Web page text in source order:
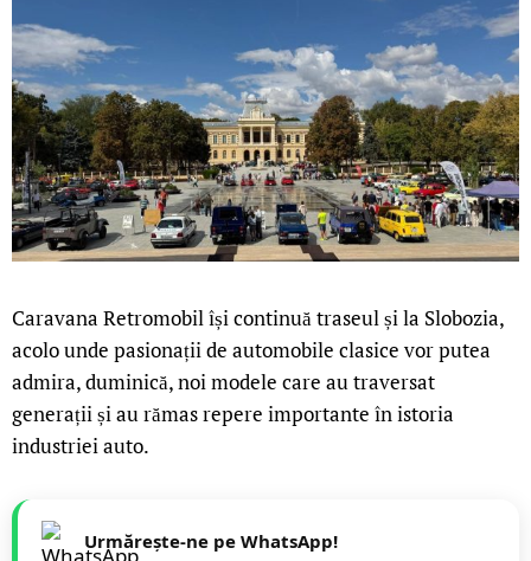
Caravana Retromobil își continuă traseul și la Slobozia,
acolo unde pasionații de automobile clasice vor putea
admira, duminică, noi modele care au traversat
generații și au rămas repere importante în istoria
industriei auto.
Urmărește-ne pe WhatsApp!